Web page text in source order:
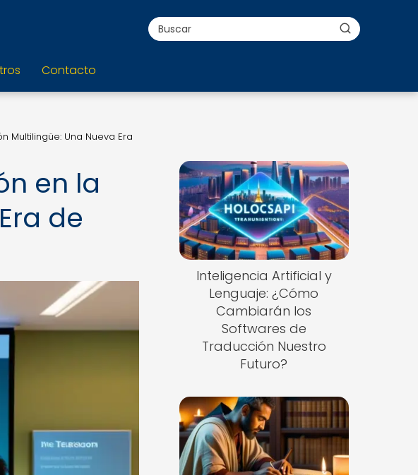
Contacto
Multilingüe: Una Nueva Era
en la
de
Inteligencia Artificial y
Lenguaje: ¿Cómo
Cambiarán los
Softwares de
Traducción Nuestro
Futuro?